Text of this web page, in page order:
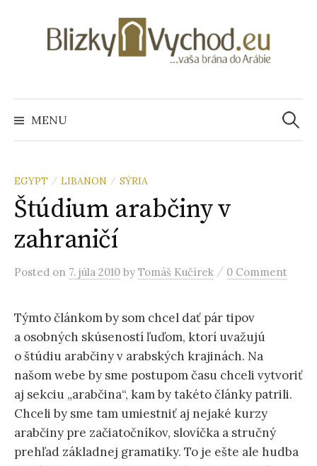
c
o
t
e
n
t
MENU H
a
EGYPT / LIBANON / SÝRIA
Štúdium arabčiny v
zahraničí
Posted on 7. júla 2010 by Tomáš Kučírek / 0 Comment
Týmto článkom by som chcel dať pár tipov
a osobných skúseností ľuďom, ktorí uvažujú
o štúdiu arabčiny v arabských krajinách. Na
našom webe by sme postupom času chceli vytvoriť
aj sekciu „arabčina“, kam by takéto články patrili.
Chceli by sme tam umiestniť aj nejaké kurzy
arabčiny pre začiatočníkov, slovíčka a stručný
prehľad základnej gramatiky. To je ešte ale hudba